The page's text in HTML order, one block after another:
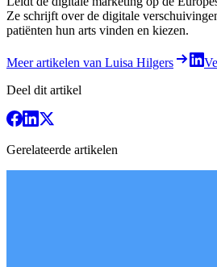
Ze schrijft over de digitale
patiënten hun arts vinden en kiezen.
Meer artikelen van Luisa Hilgers
Deel dit artikel
Gerelateerde artikelen